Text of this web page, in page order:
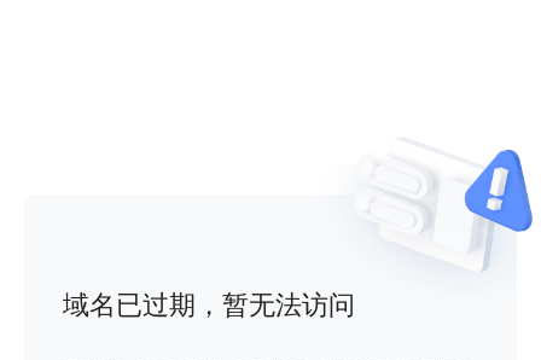
域名已过期，暂无法访问